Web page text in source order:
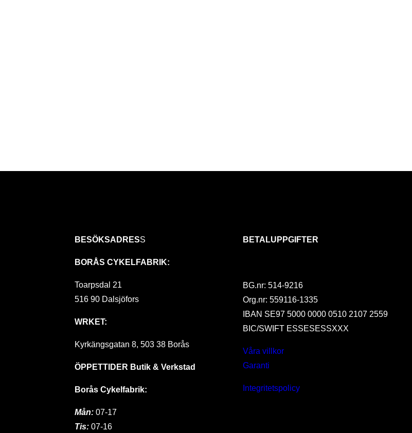
BESÖKSADRESS
BORÅS CYKELFABRIK:
Toarpsdal 21
516 90 Dalsjöfors
WRKET:
Kyrkängsgatan 8, 503 38 Borås
ÖPPETTIDER Butik & Verkstad
Borås Cykelfabrik:
Mån: 07-17
Tis: 07-16
BETALUPPGIFTER
BG.nr: 514-9216
Org.nr: 559116-1335
IBAN SE97 5000 0000 0510 2107 2559
BIC/SWIFT ESSESESSXXX
Våra villkor
Garanti
Integritetspolicy